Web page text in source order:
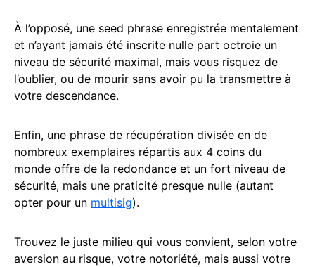
À l’opposé, une seed phrase enregistrée mentalement
et n’ayant jamais été inscrite nulle part octroie un
niveau de sécurité maximal, mais vous risquez de
l’oublier, ou de mourir sans avoir pu la transmettre à
votre descendance.
Enfin, une phrase de récupération divisée en de
nombreux exemplaires répartis aux 4 coins du
monde offre de la redondance et un fort niveau de
sécurité, mais une praticité presque nulle (autant
opter pour un multisig).
Trouvez le juste milieu qui vous convient, selon votre
aversion au risque, votre notoriété, mais aussi votre